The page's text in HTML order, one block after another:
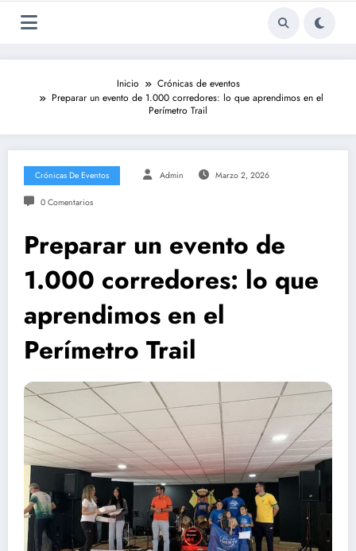
Inicio
Crónicas de eventos
Preparar un evento de 1.000 corredores: lo que aprendimos en el
Perímetro Trail
Crónicas De Eventos Admin Marzo 2, 2026
0 Comentarios
Preparar un evento de
1.000 corredores: lo que
aprendimos en el
Perímetro Trail